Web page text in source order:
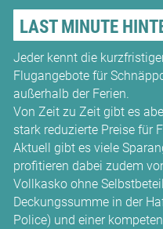
LAST MINUTE
Jeder kennt die
Flugangebote für
außerhalb der Ferien.
Von Zeit zu Zeit gibt es
stark reduzierte Preise für
Aktuell gibt es viele
profitieren dabei zudem
Vollkasko ohne
Deckungssumme in der
Police) und einer